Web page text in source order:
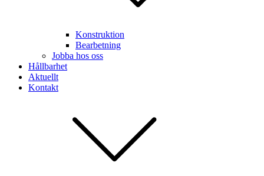
Konstruktion
Bearbetning
Jobba hos oss
Hållbarhet
Aktuellt
Kontakt